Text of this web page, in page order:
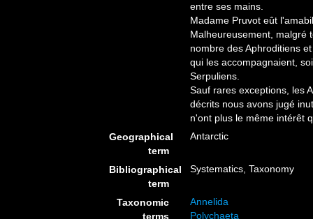
entre ses mains.
Madame Pruvot eût
Malheureusement, malgré
nombre des Aphroditiens
qui les accompagnaient,
Serpuliens.
Sauf rares exceptions, les
décrits nous avons jugé
n'ont plus le même intérêt
Geographical
term
Antarctic
Bibliographical
term
Systematics, Taxonomy
Taxonomic
terms
Annelida
Polychaeta